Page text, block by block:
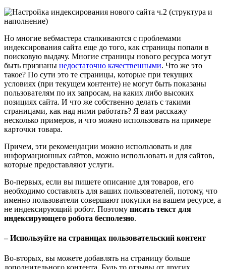
Но многие вебмастера сталкиваются с проблемами
индексирования сайта еще до того, как страницы попали в
поисковую выдачу. Многие страницы нового ресурса могут
быть признаны недостаточно качественными. Что же это
такое? По сути это те страницы, которые при текущих
условиях (при текущем контенте) не могут быть показаны
пользователям по их запросам, на каких либо высоких
позициях сайта. И что же собственно делать с такими
страницами, как над ними работать? Я вам расскажу
несколько примеров, и что можно использовать на примере
карточки товара.
Причем, эти рекомендации можно использовать и для
информационных сайтов, можно использовать и для сайтов,
которые предоставляют услуги.
Во-первых, если вы пишете описание для товаров, его
необходимо составлять для ваших пользователей, потому, что
именно пользователи совершают покупки на вашем ресурсе, а
не индексирующий робот. Поэтому писать текст для
индексирующего робота бесполезно.
– Используйте на страницах пользовательский контент
Во-вторых, вы можете добавлять на страницу больше
дополнительного контента. Будь то отзывы от других